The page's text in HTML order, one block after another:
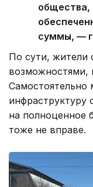
общества,
суммы, —
По сути, жители
возможностями,
Самостоятельно
инфраструктуру
на полноценное
тоже не вправе.